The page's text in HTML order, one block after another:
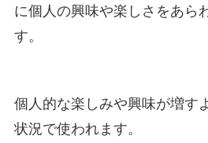
に個人の興味や楽しさをあら
す。
個人的な楽しみや興味が増す
状況で使われます。